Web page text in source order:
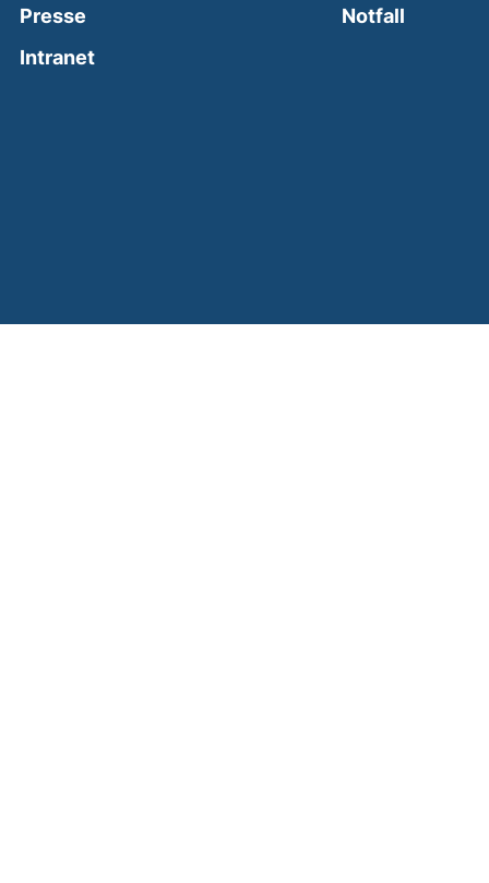
Presse
Intranet(external link, opens in a new window)
Notfall